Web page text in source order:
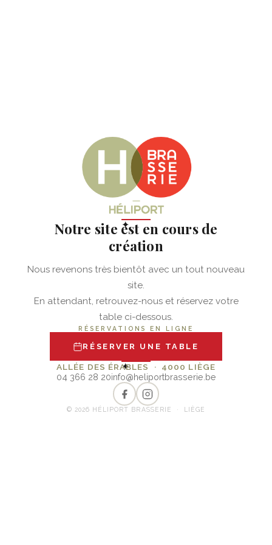
✦
Notre site est en cours de
création
Nous revenons très bientôt avec un tout nouveau
site.
En attendant, retrouvez-nous et réservez votre
table ci-dessous.
RÉSERVATIONS EN LIGNE
RÉSERVER UNE TABLE
✦
ALLÉE DES ÉRABLES · 4000 LIÈGE
04 366 28 20info@heliportbrasserie.be
© 2026 HÉLIPORT BRASSERIE · LIÈGE